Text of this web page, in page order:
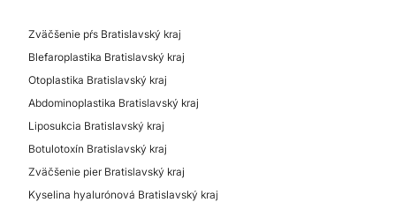
Zväčšenie pŕs Bratislavský kraj
Blefaroplastika Bratislavský kraj
Otoplastika Bratislavský kraj
Abdominoplastika Bratislavský kraj
Liposukcia Bratislavský kraj
Botulotoxín Bratislavský kraj
Zväčšenie pier Bratislavský kraj
Kyselina hyalurónová Bratislavský kraj